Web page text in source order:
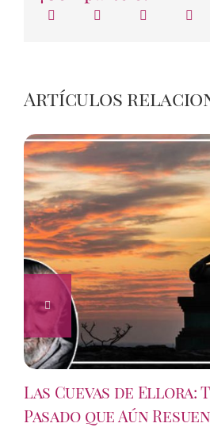
Artículos
Las Cuevas de Ellora:
Pasado que Aún